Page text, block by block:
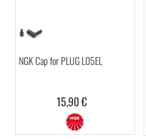
NGK Cap for PLUG L05EL
15,90 €